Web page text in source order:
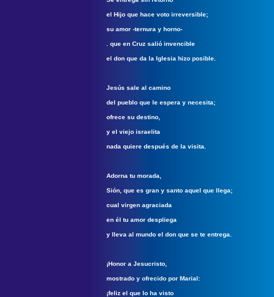
el Hijo que hace voto irreversible;
su amor -ternura y horno-
. que en Cruz salió invencible
el don que da la Iglesia hizo posible.
Jesús sale al camino
del pueblo que le espera y necesita;
ofrece su destino,
y el viejo israelita
nada quiere después de la visita.
Adorna tu morada,
Sión, que es gran y santo aquel que llega;
cual virgen agraciada
en él tu amor despliega
y lleva al mundo el don que se te entrega.
¡Honor a Jesucristo,
mostrado y ofrecido por Marial:
¡feliz el que lo ha visto